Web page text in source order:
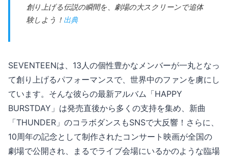
創り上げる伝説の瞬間を、劇場の大スクリーンで追体
験しよう！ 出典
SEVENTEENは、13人の個性豊かなメンバーが一丸となっ
て創り上げるパフォーマンスで、世界中のファンを虜にし
ています。そんな彼らの最新アルバム「HAPPY
BURSTDAY」は発売直後から多くの支持を集め、新曲
「THUNDER」のコラボダンスもSNSで大反響！さらに、
10周年の記念として制作されたコンサート映画が全国の
劇場で公開され、まるでライブ会場にいるかのような臨場